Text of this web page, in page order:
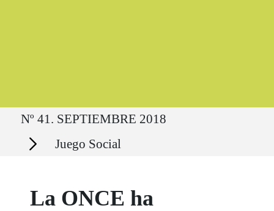
Ruta del sitio
Nº 41. SEPTIEMBRE 2018
Secciones Juego Social
La ONCE ha